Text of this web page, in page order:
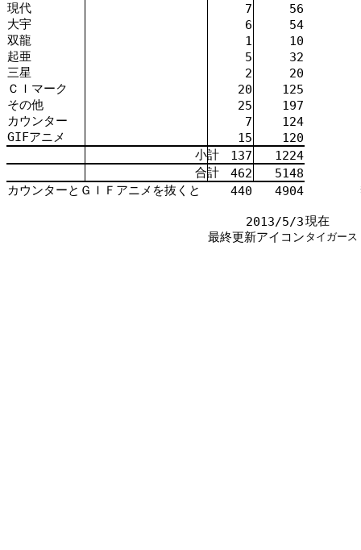
現代
7
56
大宇 6
54
双龍 1
10
起亜 5
32
三星 2
20
ＣＩマーク
20
125
その他 25
197
カウンター
7
124
GIFアニメ
15
120
小計
137
1224
合計
462
5148
カウンターとＧＩＦアニメを抜 くと 440 4904
2013/5/3現在
最終更新アイコン タイガース